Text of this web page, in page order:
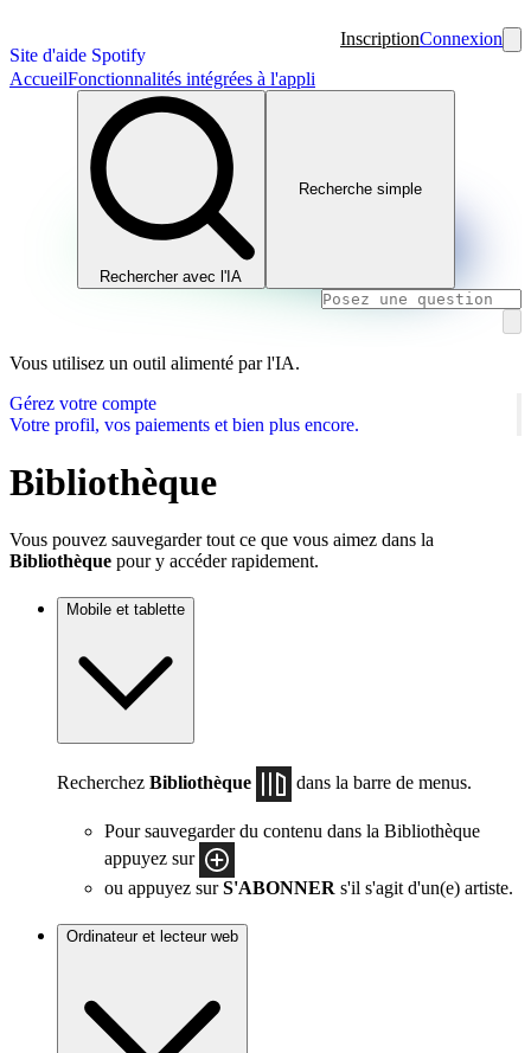
Site d'aide Spotify
InscriptionConnexion
AccueilFonctionnalités intégrées à l'appli
Rechercher avec l'IA
Recherche simple
Vous utilisez un outil alimenté par l'IA.
Gérez votre compte
Votre profil, vos paiements et bien plus encore.
Bibliothèque
Vous pouvez sauvegarder tout ce que vous aimez dans la
Bibliothèque pour y accéder rapidement.
Mobile et tablette
Recherchez Bibliothèque dans la barre de menus.
Pour sauvegarder du contenu dans la Bibliothèque
appuyez sur
ou appuyez surS'ABONNER s'il s'agit d'un(e) artiste.
Ordinateur et lecteur web